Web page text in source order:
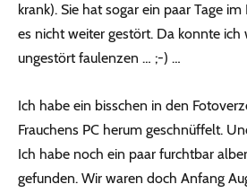
krank). Sie hat sogar ein paar Tage
es nicht weiter gestört. Da konnte ich
ungestört faulenzen … ;-) …
Ich habe ein bisschen in den
Frauchens PC herum geschnüffelt.
Ich habe noch ein paar furchtbar
gefunden. Wir waren doch Anfang